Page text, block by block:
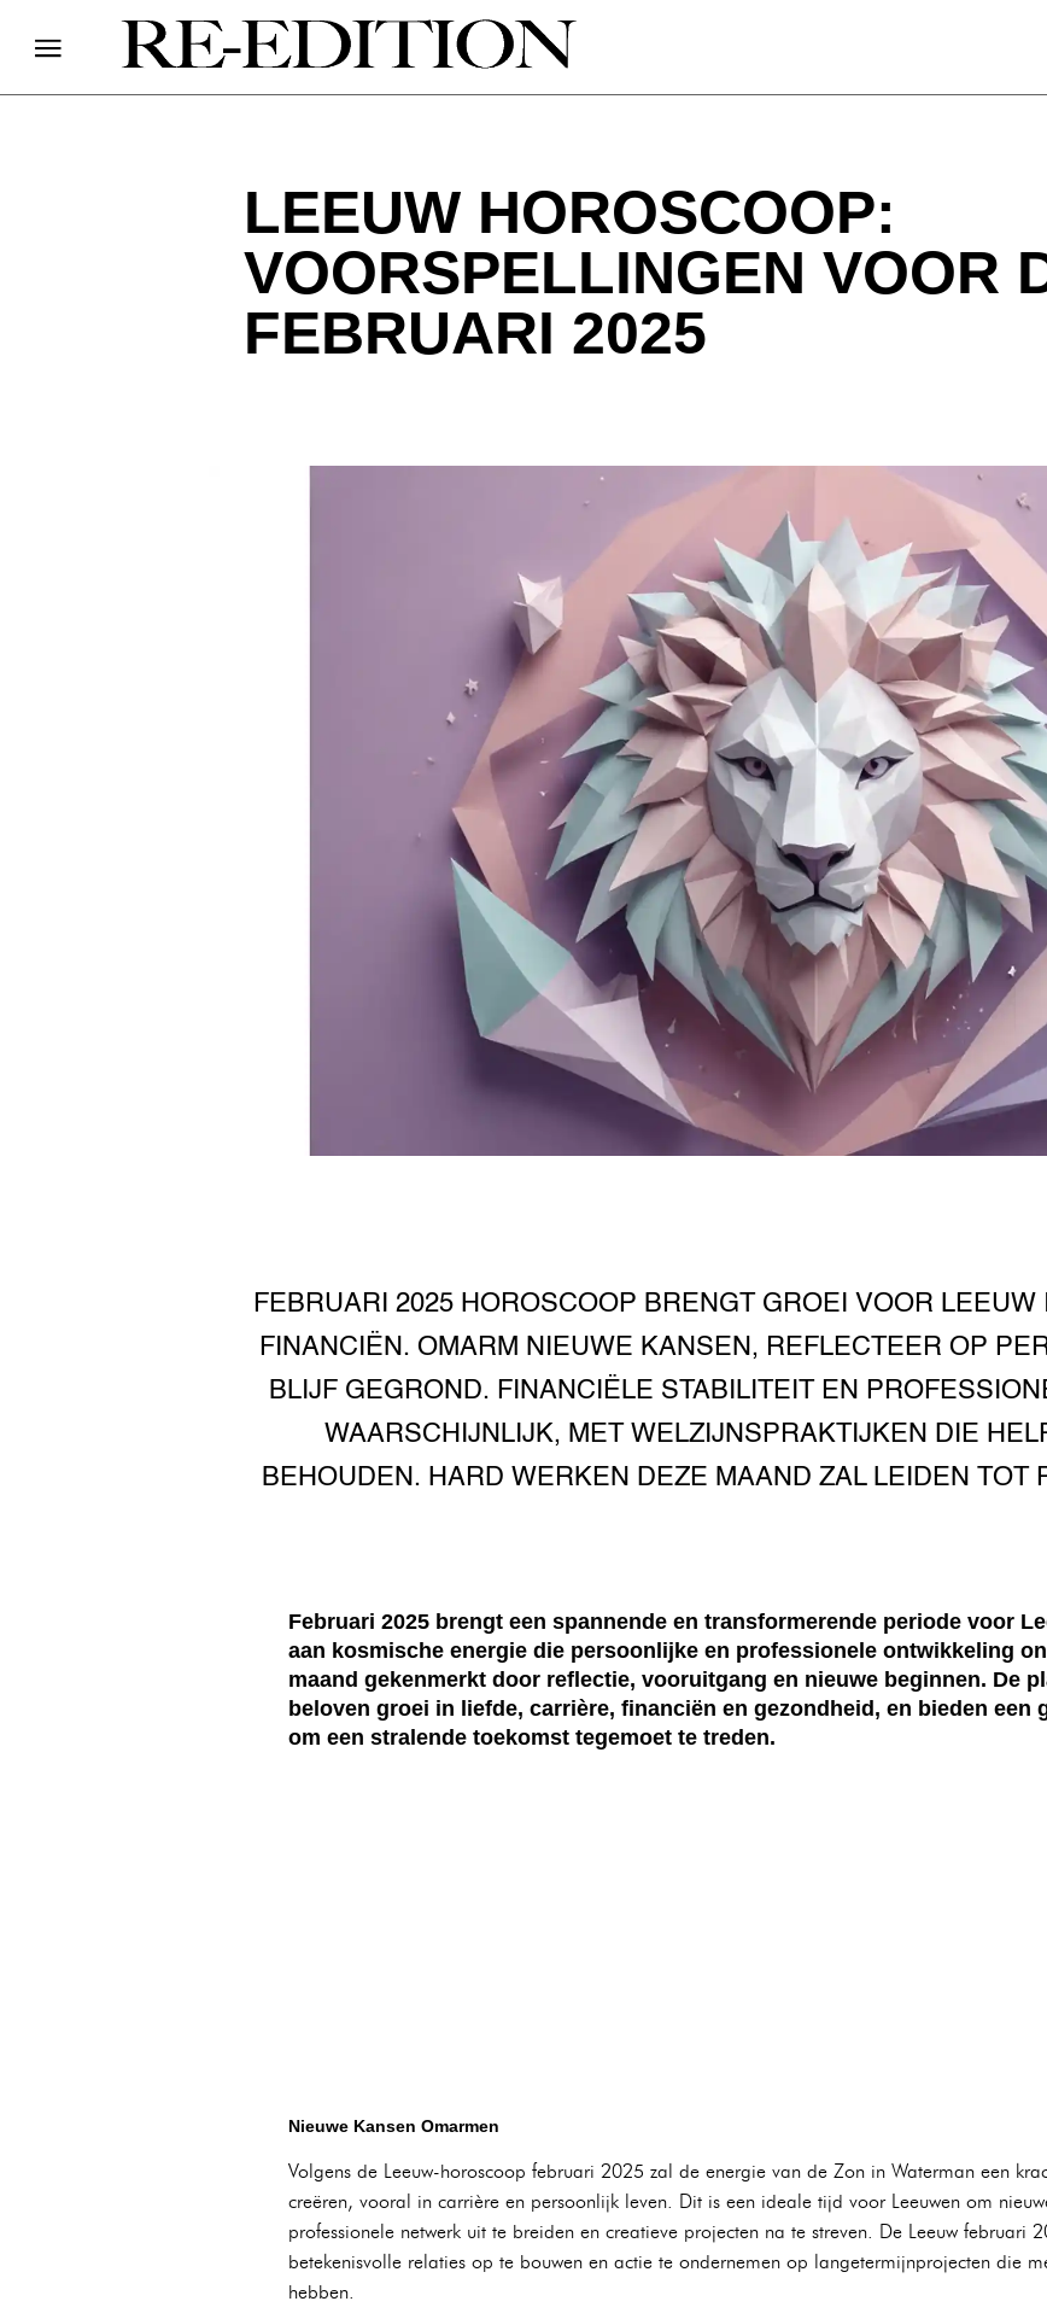
LEEUW HOROSCOOP:
VOORSPELLINGEN VOOR
FEBRUARI 2025
FEBRUARI 2025 HOROSCOOP BRENGT GROEI VOOR
FINANCIËN. OMARM NIEUWE KANSEN, REFLECTEER OP
BLIJF GEGROND. FINANCIËLE STABILITEIT EN
WAARSCHIJNLIJK, MET WELZIJNSPRAKTIJKEN DIE
BEHOUDEN. HARD WERKEN DEZE MAAND ZAL LEIDEN TOT
Februari 2025 brengt een spannende en transformerende periode voor
aan kosmische energie die persoonlijke en professionele ontwikkeling
maand gekenmerkt door reflectie, vooruitgang en nieuwe beginnen. De
beloven groei in liefde, carrière, financiën en gezondheid, en bieden een
om een stralende toekomst tegemoet te treden.
Nieuwe Kansen Omarmen
Volgens de Leeuw-horoscoop februari 2025 zal de energie van de Zon in Waterman een
creëren, vooral in carrière en persoonlijk leven. Dit is een ideale tijd voor Leeuwen om
professionele netwerk uit te breiden en creatieve projecten na te streven. De Leeuw februari
betekenisvolle relaties op te bouwen en actie te ondernemen op langetermijnprojecten die
hebben.